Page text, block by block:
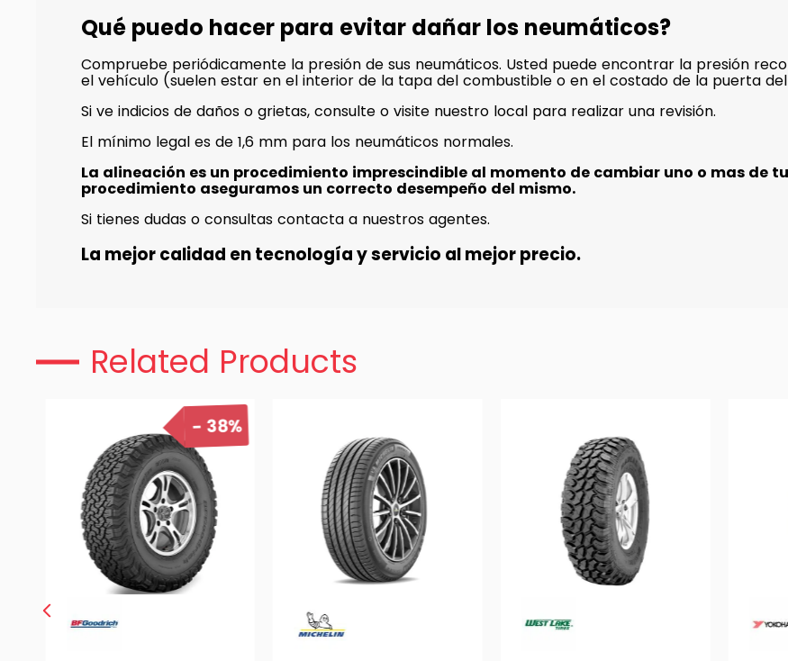
Qué puedo hacer para evitar dañar los neumáticos?
Compruebe periódicamente la presión de sus neumáticos. Usted puede encontrar la presión
el vehículo (suelen estar en el interior de la tapa del combustible o en el costado de la puerta
Si ve indicios de daños o grietas, consulte o visite nuestro local para realizar una revisión.
El mínimo legal es de 1,6 mm para los neumáticos normales.
La alineación es un procedimiento imprescindible al momento de cambiar uno o mas de
procedimiento aseguramos un correcto desempeño del mismo.
Si tienes dudas o consultas contacta a nuestros agentes.
La mejor calidad en tecnología y servicio al mejor precio.
Related Products
38%